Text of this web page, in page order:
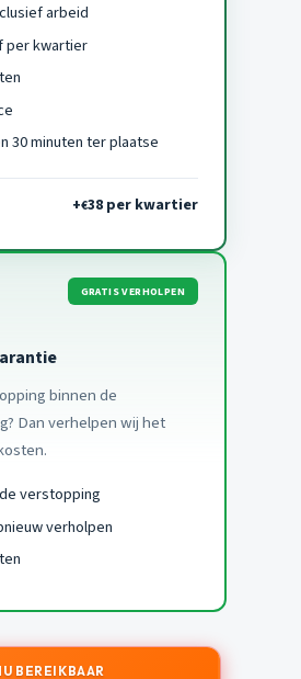
arbeid
per kwartier
30 minuten ter plaatse
+€38 per kwartier
GRATIS VERHOLPEN
binnen de
Dan verhelpen wij het
verstopping
verholpen
BEREIKBAAR